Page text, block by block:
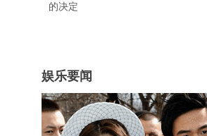
的决定
娱乐要闻